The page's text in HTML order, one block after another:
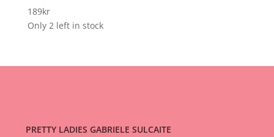
189kr
Only 2 left in stock
PRETTY LADIES GABRIELE SULCAITE